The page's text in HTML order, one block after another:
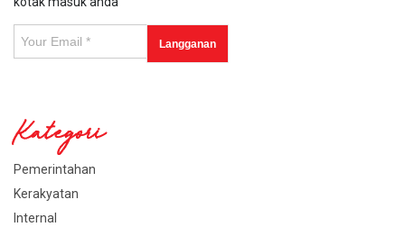
Kategori
Pemerintahan
Kerakyatan
Internal